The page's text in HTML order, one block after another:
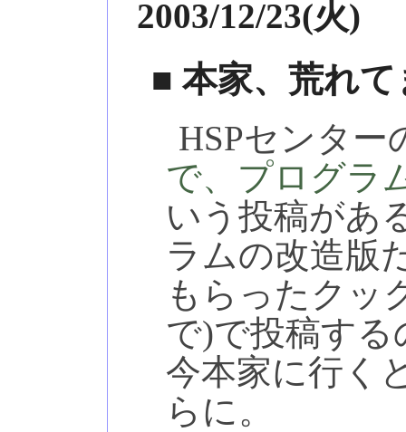
2003/12/23(火)
■ 本家、荒れ
HSPセンター
で、プログラ
いう投稿があ
ラムの改造版
もらったクッ
で)で投稿す
今本家に行く
らに。